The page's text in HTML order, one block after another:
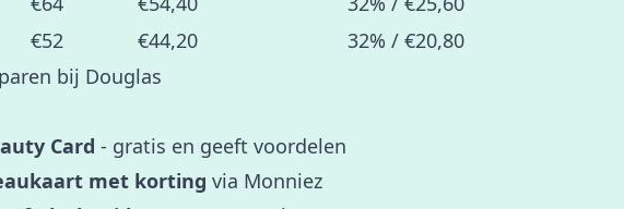
€52 €44,20
32% / €20,80
bij Douglas
Card - gratis en geeft voordelen
met korting via Monniez